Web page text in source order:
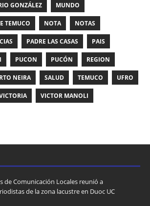
GONZÁLEZ MUNDO
TEMUCO NOTA NOTAS
PADRE LAS CASAS PAIS
PUCON PUCÓN REGION
NEIRA SALUD TEMUCO UFRO
VICTOR MANOLI
de Comunicación Locales reunió a
de la zona lacustre en Duoc UC